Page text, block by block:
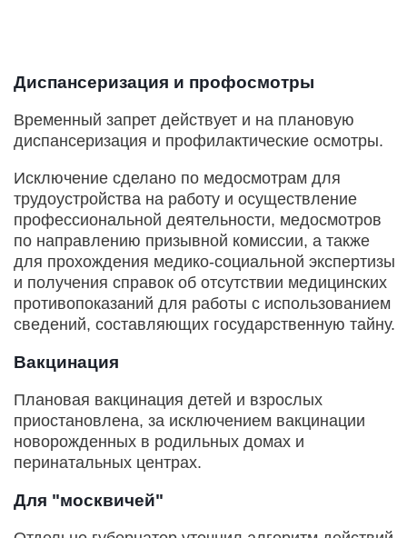
Диспансеризация и профосмотры
Временный запрет действует и на плановую
диспансеризация и профилактические осмотры.
Исключение сделано по медосмотрам для
трудоустройства на работу и осуществление
профессиональной деятельности, медосмотров
по направлению призывной комиссии, а также
для прохождения медико-социальной экспертизы
и получения справок об отсутствии медицинских
противопоказаний для работы с использованием
сведений, составляющих государственную тайну.
Вакцинация
Плановая вакцинация детей и взрослых
приостановлена, за исключением вакцинации
новорожденных в родильных домах и
перинатальных центрах.
Для "москвичей"